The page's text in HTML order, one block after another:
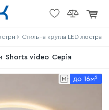
Стильна кругла LED люстра
Shorts video Серія